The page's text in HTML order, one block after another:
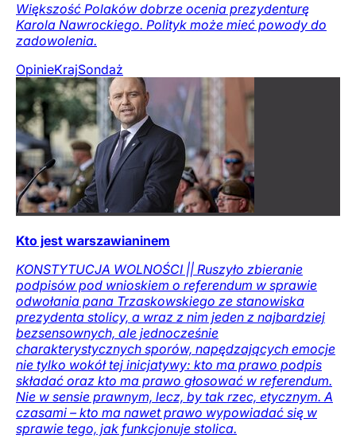
Większość Polaków dobrze ocenia prezydenturę
Karola Nawrockiego. Polityk może mieć powody do
zadowolenia.
OpinieKrajSondaż
Kto jest warszawianinem
KONSTYTUCJA WOLNOŚCI || Ruszyło zbieranie
podpisów pod wnioskiem o referendum w sprawie
odwołania pana Trzaskowskiego ze stanowiska
prezydenta stolicy, a wraz z nim jeden z najbardziej
bezsensownych, ale jednocześnie
charakterystycznych sporów, napędzających emocje
nie tylko wokół tej inicjatywy: kto ma prawo podpis
składać oraz kto ma prawo głosować w referendum.
Nie w sensie prawnym, lecz, by tak rzec, etycznym. A
czasami – kto ma nawet prawo wypowiadać się w
sprawie tego, jak funkcjonuje stolica.